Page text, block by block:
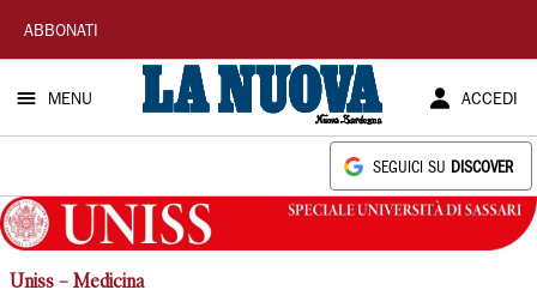
La
Nuova
Sardegna
ABBONATI
MENU ACCEDI
SEGUICI SU DISCOVER
Uniss – Medicina